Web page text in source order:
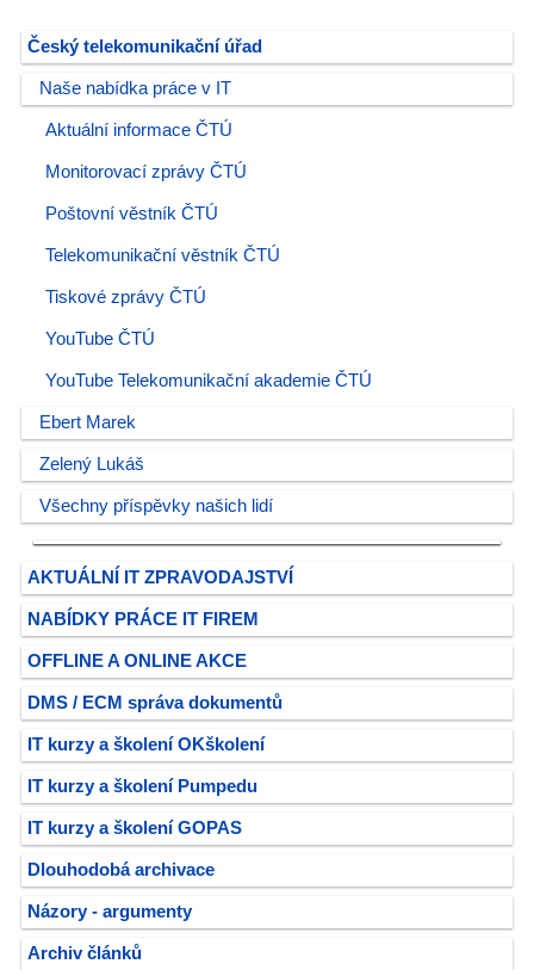
Český telekomunikační úřad
Naše nabídka práce v IT
Aktuální informace ČTÚ
Monitorovací zprávy ČTÚ
Poštovní věstník ČTÚ
Telekomunikační věstník ČTÚ
Tiskové zprávy ČTÚ
YouTube ČTÚ
YouTube Telekomunikační akademie ČTÚ
Ebert Marek
Zelený Lukáš
Všechny příspěvky našich lidí
AKTUÁLNÍ IT ZPRAVODAJSTVÍ
NABÍDKY PRÁCE IT FIREM
OFFLINE A ONLINE AKCE
DMS / ECM správa dokumentů
IT kurzy a školení OKškolení
IT kurzy a školení Pumpedu
IT kurzy a školení GOPAS
Dlouhodobá archivace
Názory - argumenty
Archiv článků